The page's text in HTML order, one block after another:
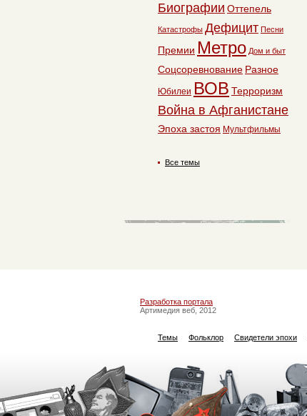
Биографии Оттепель
Катастрофы Дефицит Песни
Премии Метро Дом и быт
Соцсоревнование Разное
Юбилеи ВОВ Терроризм
Война в Афганистане
Эпоха застоя Мультфильмы
Все темы
Разработка портала
Артимедия веб, 2012
Темы Фольклор Свидетели эпохи